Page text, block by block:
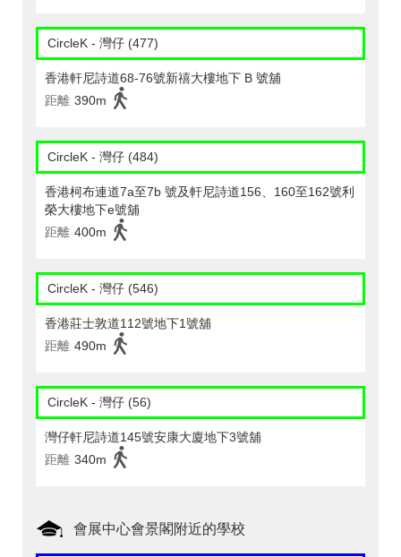
CircleK - 灣仔 (477)
香港軒尼詩道68-76號新禧大樓地下 B 號舖
距離 390m
CircleK - 灣仔 (484)
香港柯布連道7a至7b 號及軒尼詩道156、160至162號利
榮大樓地下e號舖
距離 400m
CircleK - 灣仔 (546)
香港莊士敦道112號地下1號舖
距離 490m
CircleK - 灣仔 (56)
灣仔軒尼詩道145號安康大廈地下3號舖
距離 340m
會展中心會景閣附近的學校